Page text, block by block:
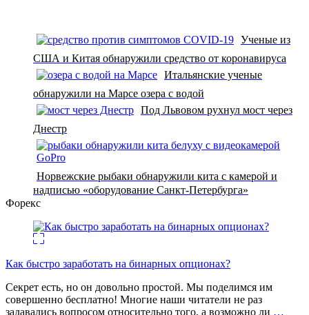
Ученые из
США и Китая обнаружили средство от коронавируса
Итальянские ученые
обнаружили на Марсе озера с водой
Под Львовом рухнул мост через
Днестр
Норвежские рыбаки обнаружили кита с камерой и
надписью «оборудование Санкт-Петербурга»
Форекс
Как быстро заработать на бинарных опционах?
Секрет есть, но он довольно простой. Мы поделимся им
совершенно бесплатно! Многие наши читатели не раз
задавались вопросом относительно того, а возможно ли …